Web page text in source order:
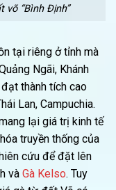
“Bình Định”
tại riêng ở tỉnh mà
Ngãi, Khánh
thành tích cao
Lan, Campuchia.
lại giá trị kinh tế
truyền thống của
cứu để đặt lên
và Gà Kelso. Tuy